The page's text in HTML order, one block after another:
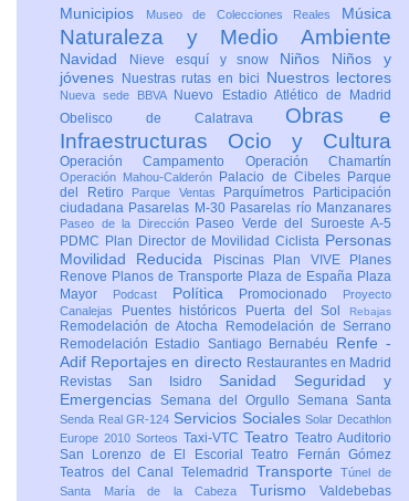
Municipios Museo de Colecciones Reales Música
Naturaleza y Medio Ambiente
Navidad Nieve esquí y snow Niños Niños y
jóvenes
Nuestras rutas en bici Nuestros lectores
Nueva sede BBVA
Nuevo Estadio Atlético de Madrid
Obelisco de Calatrava Obras e
Infraestructuras Ocio y Cultura
Operación Campamento Operación Chamartín
Operación Mahou-Calderón Palacio de Cibeles Parque
del Retiro
Parque Ventas Parquímetros
Participación
ciudadana Pasarelas M-30 Pasarelas río Manzanares
Paseo de la Dirección
Paseo Verde del Suroeste A-5
PDMC Plan Director de Movilidad Ciclista Personas
Movilidad Reducida
Piscinas Plan VIVE
Planes
Renove Planos de Transporte Plaza de España Plaza
Mayor
Podcast Política Promocionado
Proyecto
Canalejas
Puentes históricos Puerta del Sol Rebajas
Remodelación de Atocha
Remodelación de Serrano
Remodelación Estadio Santiago Bernabéu Renfe -
Adif Reportajes en directo Restaurantes en Madrid
Revistas San Isidro Sanidad Seguridad y
Emergencias Semana del Orgullo Semana Santa
Senda Real GR-124 Servicios SocialesSolar Decathlon
Europe 2010 Sorteos Taxi-VTC Teatro Teatro Auditorio
San Lorenzo de El EscorialTeatro Fernán Gómez
Teatros del Canal Telemadrid TransporteTúnel de
Santa María de la Cabeza Turismo Valdebebas